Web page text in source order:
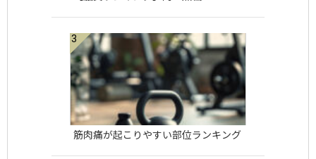
筋肉痛が起こりやすい部位ランキング